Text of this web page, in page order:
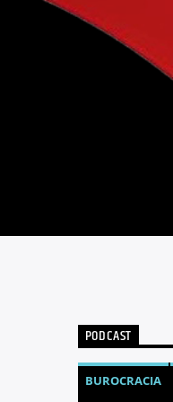
PODCAST
BUROCRACIA